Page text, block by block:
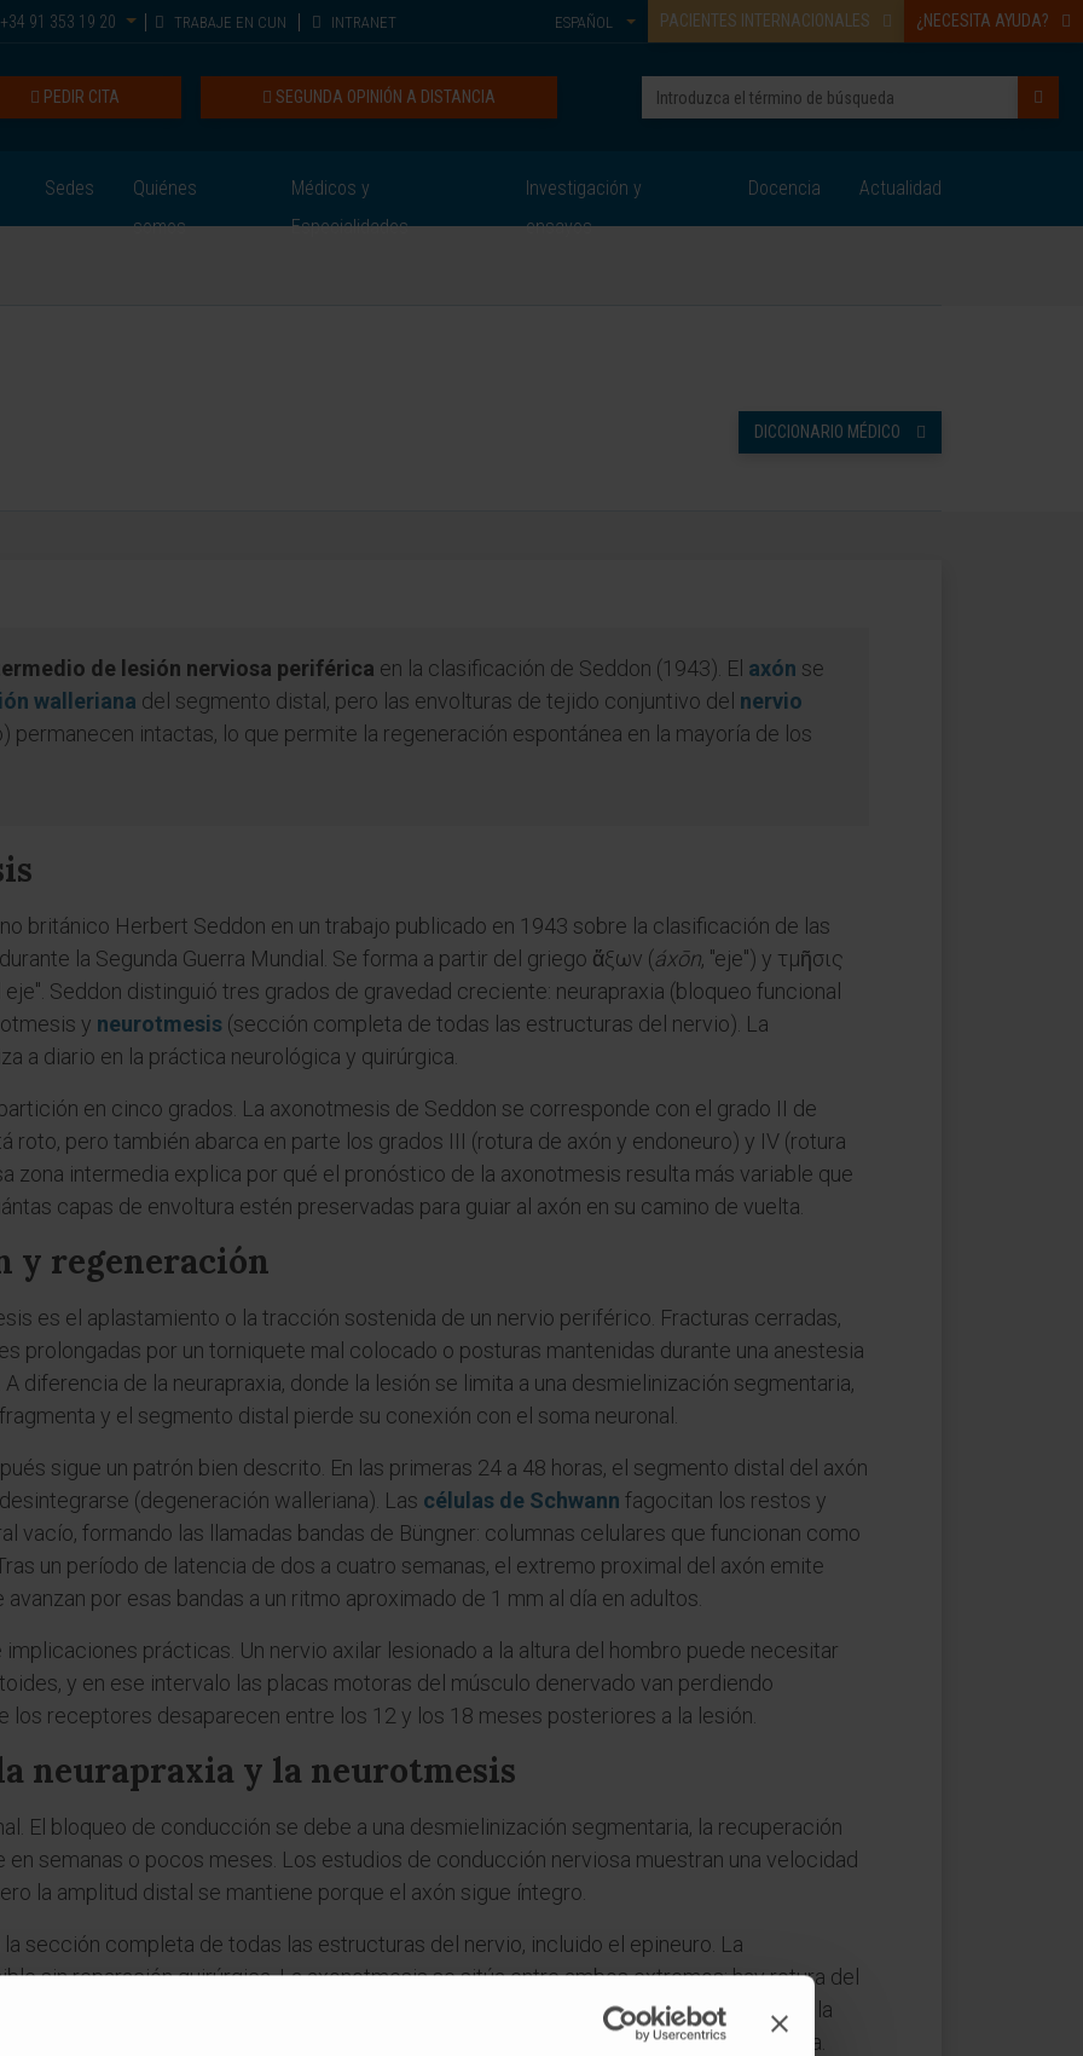
+34 91 353 19 20 TRABAJE EN CUN INTRANET PACIENTES INTERNACIONALES ¿NECESITA AYUDA?
ESPAÑOL
SEGUNDA OPINIÓN A DISTANCIA
PEDIR CITA
Sedes
Quiénes
somos
Médicos y
Especialidades
Investigación y
ensayos
Docencia Actualidad
DICCIONARIO MÉDICO
de lesión nerviosa periférica en la clasificación de Seddon (1943). El axón se
walleriana del segmento distal, pero las envolturas de tejido conjuntivo del nervio
permanecen intactas, lo que permite la regeneración espontánea en la mayoría de los
británico Herbert Seddon en un trabajo publicado en 1943 sobre la clasificación de las
la Segunda Guerra Mundial. Se forma a partir del griego ἄξων (áxōn, "eje") y τμῆσις
Seddon distinguió tres grados de gravedad creciente: neurapraxia (bloqueo funcional
y neurotmesis (sección completa de todas las estructuras del nervio). La
a diario en la práctica neurológica y quirúrgica.
en cinco grados. La axonotmesis de Seddon se corresponde con el grado II de
roto, pero también abarca en parte los grados III (rotura de axón y endoneuro) y IV (rotura
zona intermedia explica por qué el pronóstico de la axonotmesis resulta más variable que
capas de envoltura estén preservadas para guiar al axón en su camino de vuelta.
y regeneración
es el aplastamiento o la tracción sostenida de un nervio periférico. Fracturas cerradas,
prolongadas por un torniquete mal colocado o posturas mantenidas durante una anestesia
diferencia de la neurapraxia, donde la lesión se limita a una desmielinización segmentaria,
y el segmento distal pierde su conexión con el soma neuronal.
sigue un patrón bien descrito. En las primeras 24 a 48 horas, el segmento distal del axón
(degeneración walleriana). Las células de Schwann fagocitan los restos y
vacío, formando las llamadas bandas de Büngner: columnas celulares que funcionan como
un período de latencia de dos a cuatro semanas, el extremo proximal del axón emite
por esas bandas a un ritmo aproximado de 1 mm al día en adultos.
prácticas. Un nervio axilar lesionado a la altura del hombro puede necesitar
y en ese intervalo las placas motoras del músculo denervado van perdiendo
los receptores desaparecen entre los 12 y los 18 meses posteriores a la lesión.
neurapraxia y la neurotmesis
El bloqueo de conducción se debe a una desmielinización segmentaria, la recuperación
semanas o pocos meses. Los estudios de conducción nerviosa muestran una velocidad
la amplitud distal se mantiene porque el axón sigue íntegro.
sección completa de todas las estructuras del nervio, incluido el epineuro. La
sin reparación quirúrgica. La axonotmesis se sitúa entre ambos extremos: hay rotura del
que en la neurotmesis), pero las envolturas conjuntivas se conservan (igual que en la
Esa integridad del tubo endoneural es el factor que marca la diferencia pronóstica.